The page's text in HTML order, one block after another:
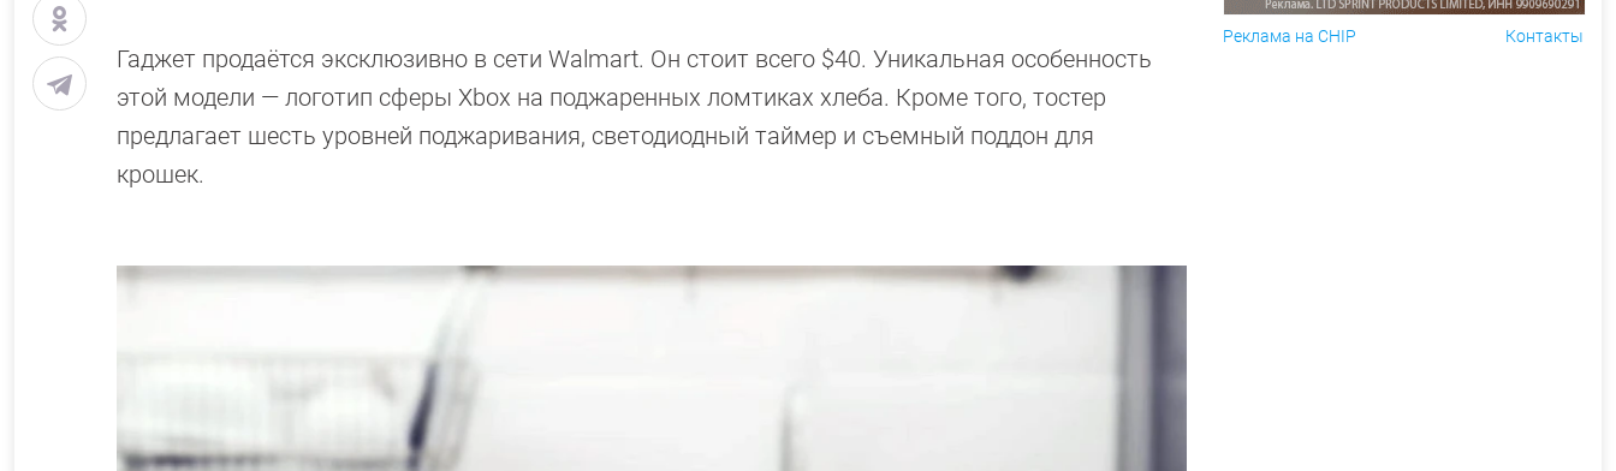
Гаджет продаётся эксклюзивно в сети Walmart. Он стоит всего $40. Уникальная особенность
этой модели — логотип сферы Xbox на поджаренных ломтиках хлеба. Кроме того, тостер
предлагает шесть уровней поджаривания, светодиодный таймер и съемный поддон для
крошек.
Реклама на CHIP Контакты